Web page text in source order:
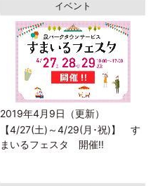
イベント
2019年4月9日（更新）
【4/27(土)～4/29(月･祝)】 す
まいるフェスタ 開催!!